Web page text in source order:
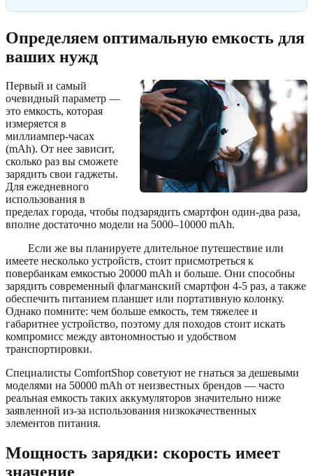
Определяем оптимальную емкость для
ваших нужд
Первый и самый
очевидный параметр —
это емкость, которая
измеряется в
миллиампер-часах
(mAh). От нее зависит,
сколько раз вы сможете
зарядить свои гаджеты.
Для ежедневного
использования в
пределах города, чтобы подзарядить смартфон один-два раза,
вполне достаточно модели на 5000–10000 mAh.
Если же вы планируете длительное путешествие или
имеете несколько устройств, стоит присмотреться к
повербанкам емкостью 20000 mAh и больше. Они способны
зарядить современный флагманский смартфон 4-5 раз, а также
обеспечить питанием планшет или портативную колонку.
Однако помните: чем больше емкость, тем тяжелее и
габаритнее устройство, поэтому для походов стоит искать
компромисс между автономностью и удобством
транспортировки.
Специалисты ComfortShop советуют не гнаться за дешевыми
моделями на 50000 mAh от неизвестных брендов — часто
реальная емкость таких аккумуляторов значительно ниже
заявленной из-за использования низкокачественных
элементов питания.
Мощность зарядки: скорость имеет
значение